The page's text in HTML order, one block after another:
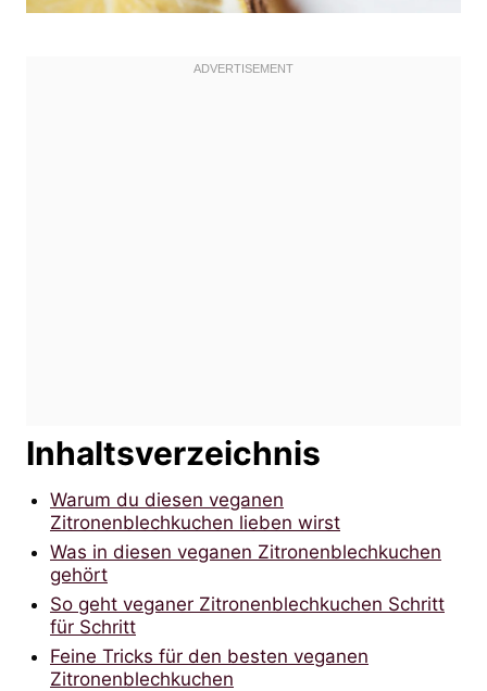
Inhaltsverzeichnis
Warum du diesen veganen
Zitronenblechkuchen lieben wirst
Was in diesen veganen Zitronenblechkuchen
gehört
So geht veganer Zitronenblechkuchen Schritt
für Schritt
Feine Tricks für den besten veganen
Zitronenblechkuchen